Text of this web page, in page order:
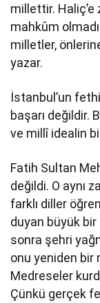
millettir.
mahkûm
milletler,
yazar.
İstanbul’un
başarı değildir.
ve millî idealin
Fatih Sultan
değildi. O aynı
farklı diller
duyan büyük bir
sonra şehri
onu yeniden bir
Medreseler
Çünkü gerçek